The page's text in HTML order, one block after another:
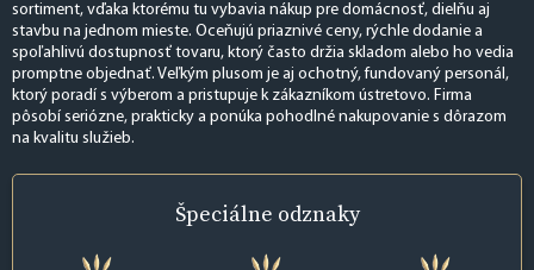
sortiment, vďaka ktorému tu vybavia nákup pre domácnosť, dielňu aj
stavbu na jednom mieste. Oceňujú priaznivé ceny, rýchle dodanie a
spoľahlivú dostupnosť tovaru, ktorý často držia skladom alebo ho vedia
promptne objednať. Veľkým plusom je aj ochotný, fundovaný personál,
ktorý poradí s výberom a pristupuje k zákazníkom ústretovo. Firma
pôsobí seriózne, prakticky a ponúka pohodlné nakupovanie s dôrazom
na kvalitu služieb.
Špeciálne odznaky